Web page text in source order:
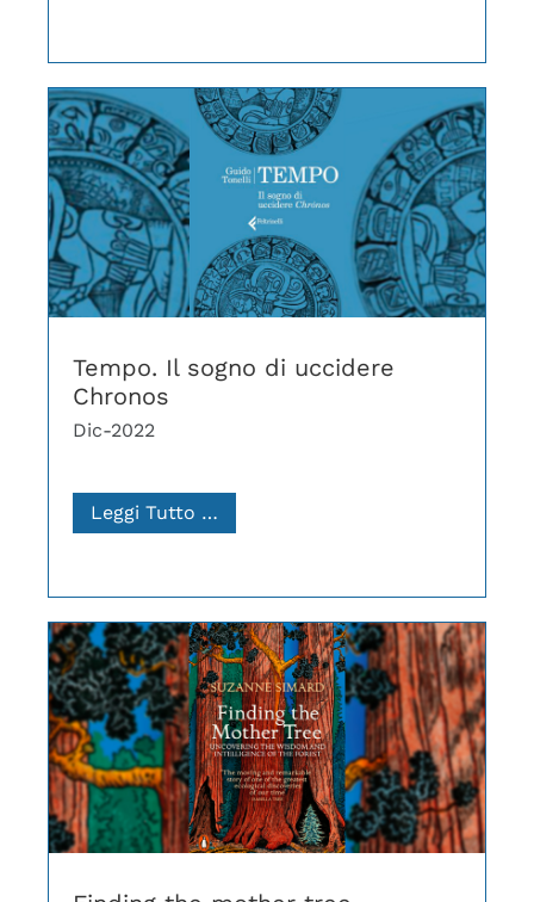
Tempo. Il sogno di uccidere
Chronos
Dic-2022
Leggi Tutto …